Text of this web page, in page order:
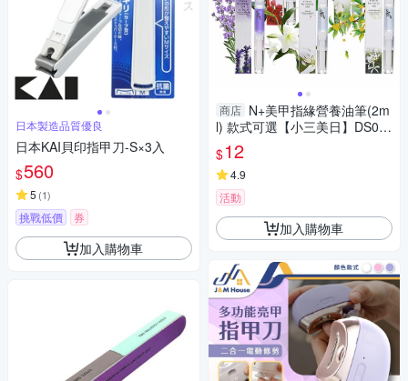
日本製造品質優良
日本KAI貝印指甲刀-S×3入
$560
5 (1)
挑戰低價 券
加入購物車
商店 N+美甲指緣營養油筆(2m
l) 款式可選【小三美日】DS02
1049
$12
4.9
活動
加入購物車